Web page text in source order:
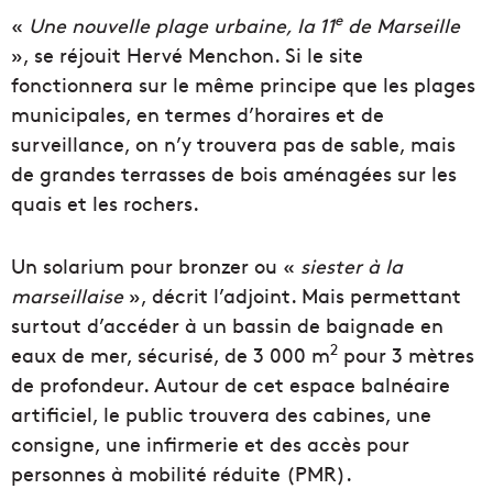
« Une nouvelle plage urbaine, la 11ede Marseille
», se réjouit Hervé Menchon. Si le site
fonctionnera sur le même principe que les plages
municipales, en termes d’horaires et de
surveillance, on n’y trouvera pas de sable, mais
de grandes terrasses de bois aménagées sur les
quais et les rochers.
Un solarium pour bronzer ou « siester à la
marseillaise», décrit l’adjoint. Mais permettant
surtout d’accéder à un bassin de baignade en
eaux de mer, sécurisé, de 3 000 m2 pour 3 mètres
de profondeur. Autour de cet espace balnéaire
artificiel, le public trouvera des cabines, une
consigne, une infirmerie et des accès pour
personnes à mobilité réduite (PMR).